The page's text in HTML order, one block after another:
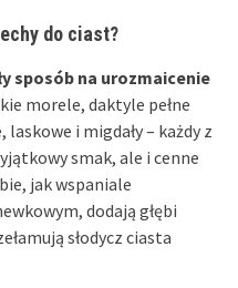
do ciast?
sposób na urozmaicenie
morele, daktyle pełne
i migdały – każdy z
smak, ale i cenne
jak wspaniale
dodają głębi
słodycz ciasta